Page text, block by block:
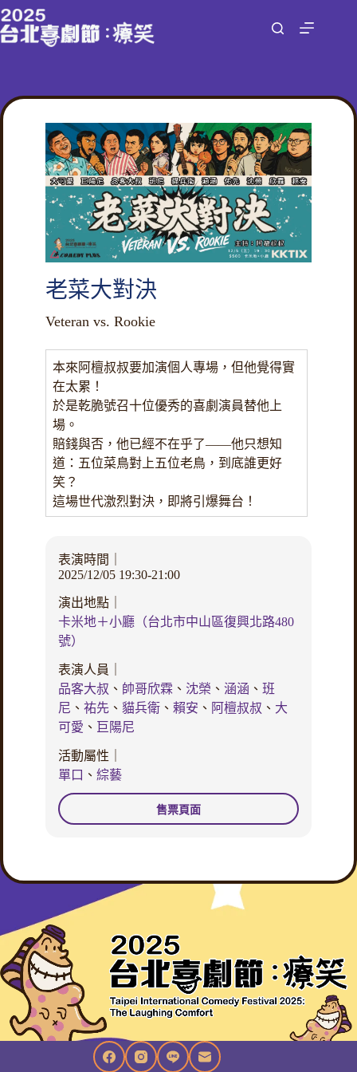
跳
至
容
老菜大對決
Veteran vs. Rookie
本來阿檀叔叔要加演個人專場，但他覺得實
在太累！
於是乾脆號召十位優秀的喜劇演員替他上
場。
賠錢與否，他已經不在乎了——他只想知
道：五位菜鳥對上五位老鳥，到底誰更好
笑？
這場世代激烈對決，即將引爆舞台！
表演時間｜
2025/12/05 19:30-21:00
演出地點｜
卡米地＋小廳（台北市中山區復興北路480
號）
表演人員｜
品客大叔 、 帥哥欣霖、 沈榮 、 涵涵 、 班
尼 、 祐先、 貓兵衛、 賴安 、 阿檀叔叔 、 大
可愛 、 巨陽尼
活動屬性｜
單口 、 綜藝
售票頁面